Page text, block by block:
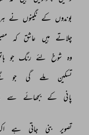
بوندوں کے نگینوں نے ہر
چلاتے ہیں عاشق کہ
وہ شوخ لئے رنگ جو
تسکین
ملے گی جو
پانی
کے بجھائے سے
تصویر بنی جاتی ہے